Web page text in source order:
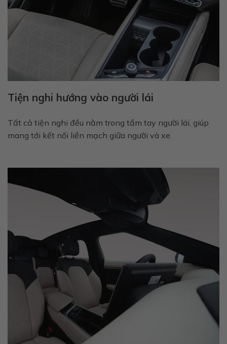
Tiện nghi hướng vào người lái
Tất cả tiện nghi đều nằm trong tầm tay người lái, giúp
mang tới kết nối liền mạch giữa người và xe.